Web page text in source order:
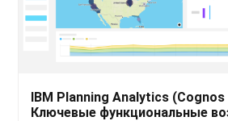
IBM Planning Analytics (Cognos
Ключевые функциональные